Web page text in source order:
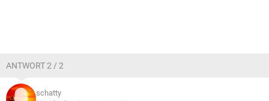
ANTWORT 2 / 2
schatty